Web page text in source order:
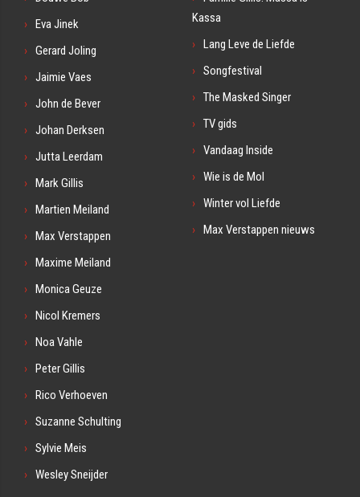
Eva Jinek
Gerard Joling
Jaimie Vaes
John de Bever
Johan Derksen
Jutta Leerdam
Mark Gillis
Martien Meiland
Max Verstappen
Maxime Meiland
Monica Geuze
Nicol Kremers
Noa Vahle
Peter Gillis
Rico Verhoeven
Suzanne Schulting
Sylvie Meis
Wesley Sneijder
Kassa
Lang Leve de Liefde
Songfestival
The Masked Singer
TV gids
Vandaag Inside
Wie is de Mol
Winter vol Liefde
Max Verstappen nieuws